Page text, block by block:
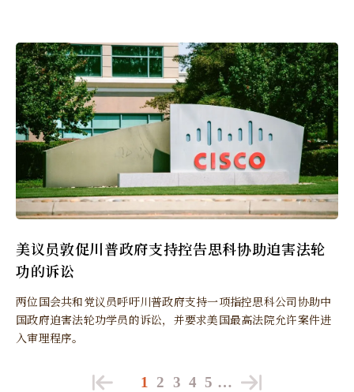
美议员敦促川普政府支持控告思科协助迫害法轮
功的诉讼
两位国会共和党议员呼吁川普政府支持一项指控思科公司协助中
国政府迫害法轮功学员的诉讼，并要求美国最高法院允许案件进
入审理程序。
1 2 3 4 5 …